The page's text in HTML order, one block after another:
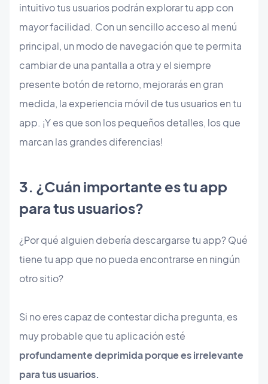
intuitivo tus usuarios podrán explorar tu app con
mayor facilidad. Con un sencillo acceso al menú
principal, un modo de navegación que te permita
cambiar de una pantalla a otra y el siempre
presente botón de retorno, mejorarás en gran
medida, la experiencia móvil de tus usuarios en tu
app. ¡Y es que son los pequeños detalles, los que
marcan las grandes diferencias!
3. ¿Cuán importante es tu app
para tus usuarios?
¿Por qué alguien debería descargarse tu app? Qué
tiene tu app que no pueda encontrarse en ningún
otro sitio?
Si no eres capaz de contestar dicha pregunta, es
muy probable que tu aplicación esté
profundamente deprimida porque es irrelevante
para tus usuarios.